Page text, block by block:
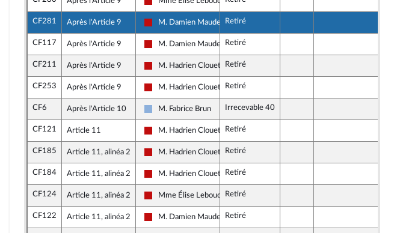
La France insoumise - Nouveau Front Populaire
CF281 Après l'Article 9
La France insoumise - Nouveau Front Populaire
M. Damien Maudet Retiré
CF117 Après l'Article 9
La France insoumise - Nouveau Front Populaire
M. Damien Maudet Retiré
CF211 Après l'Article 9
La France insoumise - Nouveau Front Populaire
M. Hadrien Clouet Retiré
CF253 Après l'Article 9
La France insoumise - Nouveau Front Populaire
M. Hadrien Clouet Retiré
CF6 Après l'Article 10
Droite Républicaine
M. Fabrice Brun Irrecevable 40
CF121 Article 11
La France insoumise - Nouveau Front Populaire
M. Hadrien Clouet Retiré
CF185 Article 11, alinéa 2
La France insoumise - Nouveau Front Populaire
M. Hadrien Clouet Retiré
CF184 Article 11, alinéa 2
La France insoumise - Nouveau Front Populaire
M. Hadrien Clouet Retiré
CF124 Article 11, alinéa 2
La France insoumise - Nouveau Front Populaire
Mme Élise LeboucherRetiré
CF122 Article 11, alinéa 2
La France insoumise - Nouveau Front Populaire
M. Damien Maudet Retiré